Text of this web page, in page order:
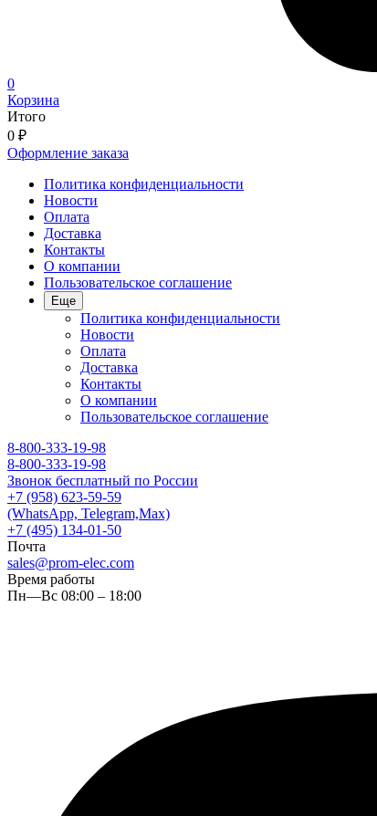
0
Корзина
Итого
0 ₽
Оформление заказа
Политика конфиденциальности
Новости
Оплата
Доставка
Контакты
О компании
Пользовательское соглашение
Еще
Политика конфиденциальности
Новости
Оплата
Доставка
Контакты
О компании
Пользовательское соглашение
8-800-333-19-98
8-800-333-19-98
Звонок бесплатный по России
+7 (958) 623-59-59
(WhatsApp, Telegram,Max)
+7 (495) 134-01-50
Почта
sales@prom-elec.com
Время работы
Пн—Вс 08:00 – 18:00